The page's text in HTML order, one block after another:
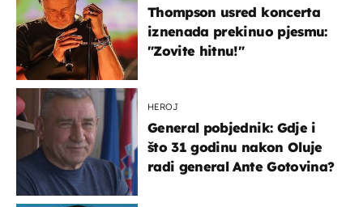
Thompson usred koncerta
iznenada prekinuo pjesmu:
"Zovite hitnu!"
HEROJ
General pobjednik: Gdje i
što 31 godinu nakon Oluje
radi general Ante Gotovina?